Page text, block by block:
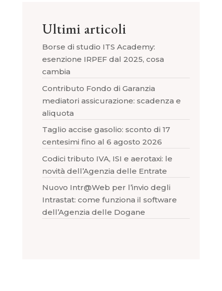
Ultimi articoli
Borse di studio ITS Academy:
esenzione IRPEF dal 2025, cosa
cambia
Contributo Fondo di Garanzia
mediatori assicurazione: scadenza e
aliquota
Taglio accise gasolio: sconto di 17
centesimi fino al 6 agosto 2026
Codici tributo IVA, ISI e aerotaxi: le
novità dell’Agenzia delle Entrate
Nuovo Intr@Web per l’invio degli
Intrastat: come funziona il software
dell’Agenzia delle Dogane